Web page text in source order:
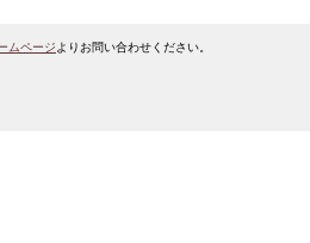
ムページよりお問い合わせください。